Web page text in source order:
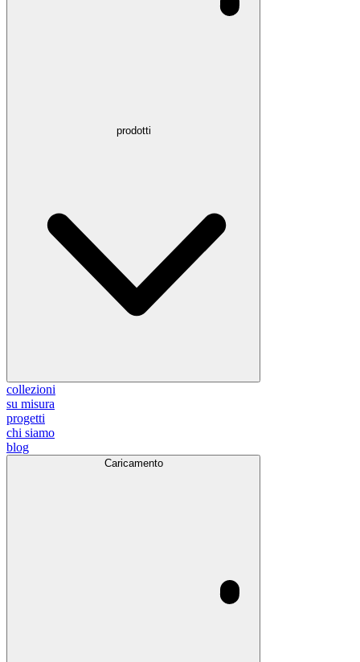
prodotti
collezioni
su misura
progetti
chi siamo
blog
Caricamento